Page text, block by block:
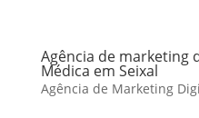
Agência de marketing
Médica em Seixal
Agência de Marketing